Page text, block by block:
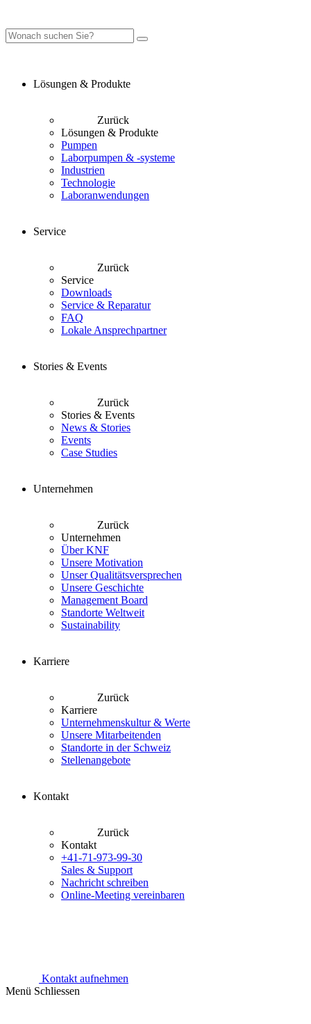
Lösungen & Produkte
Zurück
Lösungen & Produkte
Pumpen
Laborpumpen & -systeme
Industrien
Technologie
Laboranwendungen
Service
Zurück
Service
Downloads
Service & Reparatur
FAQ
Lokale Ansprechpartner
Stories & Events
Zurück
Stories & Events
News & Stories
Events
Case Studies
Unternehmen
Zurück
Unternehmen
Über KNF
Unsere Motivation
Unser Qualitätsversprechen
Unsere Geschichte
Management Board
Standorte Weltweit
Sustainability
Karriere
Zurück
Karriere
Unternehmenskultur & Werte
Unsere Mitarbeitenden
Standorte in der Schweiz
Stellenangebote
Kontakt
Zurück
Kontakt
+41-71-973-99-30
Sales & Support
Nachricht schreiben
Online-Meeting vereinbaren
Kontakt aufnehmen
Menü Schliessen